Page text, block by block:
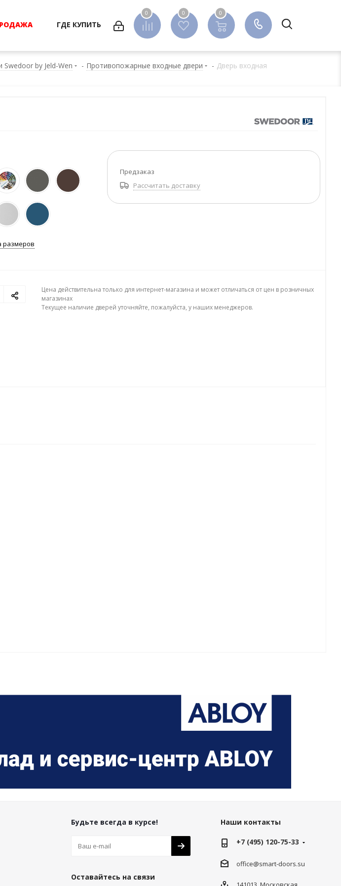
0 0 0
0
ГДЕ КУПИТЬ
by Jeld-Wen - Противопожарные входные двери - Дверь входная
Предзаказ
Рассчитать доставку
размеров
Цена действительна только для интернет-магазина и может отличаться от цен в розничных
магазинах
Текущее наличие дверей уточняйте, пожалуйста, у наших менеджеров.
Будьте всегда в курсе!
Оставайтесь на связи
Наши контакты
+7 (495) 120-75-33
office@smart-doors.su